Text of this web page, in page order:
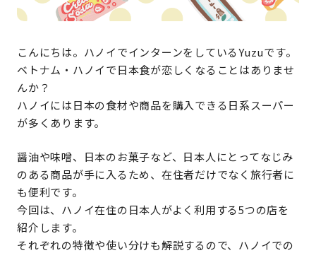
こんにちは。ハノイでインターンをしているYuzuです。
ベトナム・ハノイで日本食が恋しくなることはありませ
んか？
ハノイには日本の食材や商品を購入できる日系スーパー
が多くあります。
醤油や味噌、日本のお菓子など、日本人にとってなじみ
のある商品が手に入るため、在住者だけでなく旅行者に
も便利です。
今回は、ハノイ在住の日本人がよく利用する5つの店を
紹介します。
それぞれの特徴や使い分けも解説するので、ハノイでの